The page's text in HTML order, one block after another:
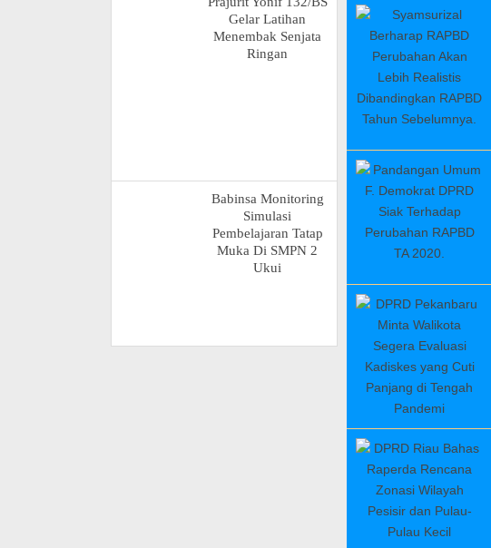
Gelar Latihan
Menembak Senjata
Ringan
Babinsa Monitoring
Simulasi
Pembelajaran Tatap
Muka Di SMPN 2
Ukui